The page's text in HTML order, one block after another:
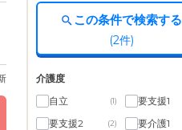
この条件で検索する
(2件)
介護度
自立
(1) 要支援1
要支援2 (2) 要介護1